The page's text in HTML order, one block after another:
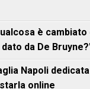
è
da De
Napoli
online